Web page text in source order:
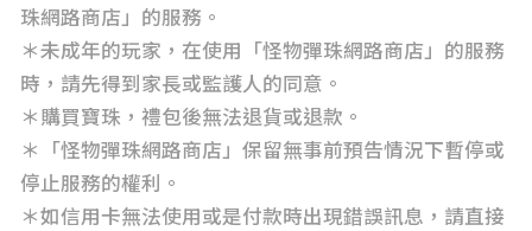
珠網路商店」的服務。
＊未成年的玩家，在使用「怪物彈珠網路商店」的服務
時，請先得到家長或監護人的同意。
＊購買寶珠，禮包後無法退貨或退款。
＊「怪物彈珠網路商店」保留無事前預告情況下暫停或
停止服務的權利。
＊如信用卡無法使用或是付款時出現錯誤訊息，請直接